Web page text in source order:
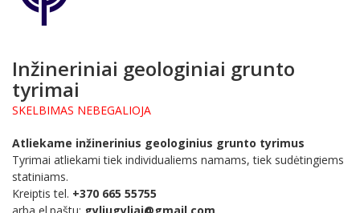
Inžineriniai geologiniai grunto
tyrimai
SKELBIMAS NEBEGALIOJA
Atliekame inžinerinius geologinius grunto tyrimus
Tyrimai atliekami tiek individualiems namams, tiek sudėtingiems
statiniams.
Kreiptis tel. +370 665 55755